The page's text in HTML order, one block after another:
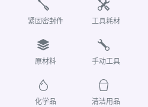
紧固密封件 工具耗材
原材料 手动工具
化学品 清洁用品